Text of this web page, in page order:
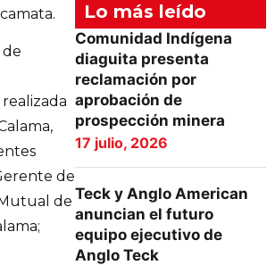
de
de
de
Lo más leído
Comunidad Indígena
diaguita presenta
reclamación por
aprobación de
prospección minera
17 julio, 2026
Teck y Anglo American
anuncian el futuro
equipo ejecutivo de
Anglo Teck